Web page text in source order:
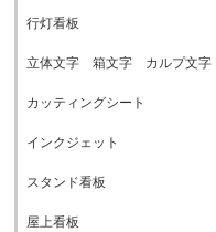
行灯看板
立体文字 箱文字 カルプ文字
カッティングシート
インクジェット
スタンド看板
屋上看板